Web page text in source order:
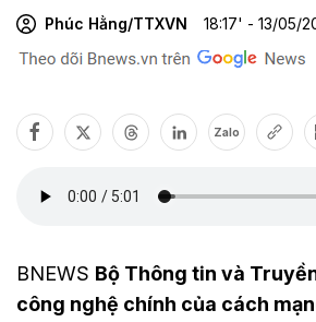
Phúc Hằng/TTXVN 18:17' - 13/05/
Zalo
BNEWS Bộ Thông tin và
công nghệ chính của cách